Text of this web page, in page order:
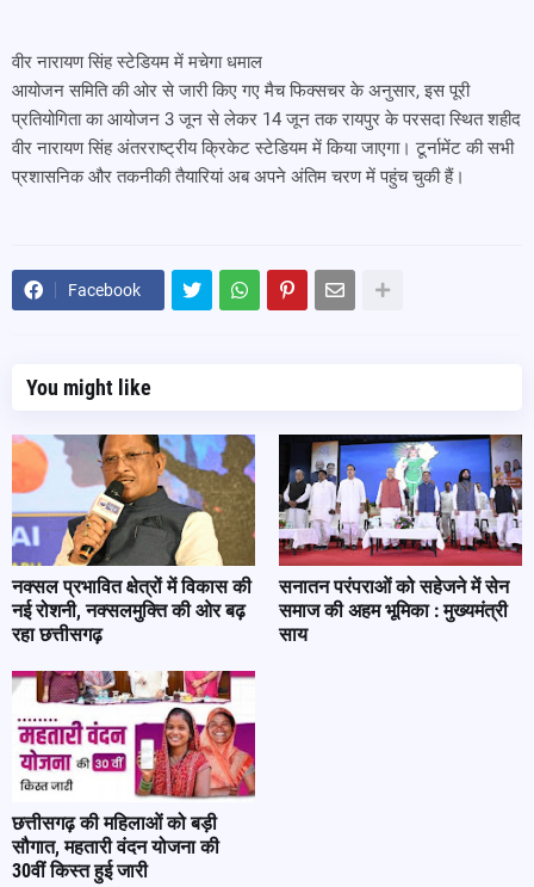
वीर नारायण सिंह स्टेडियम में मचेगा धमाल
आयोजन समिति की ओर से जारी किए गए मैच फिक्सचर के अनुसार, इस पूरी
प्रतियोगिता का आयोजन 3 जून से लेकर 14 जून तक रायपुर के परसदा स्थित शहीद
वीर नारायण सिंह अंतरराष्ट्रीय क्रिकेट स्टेडियम में किया जाएगा। टूर्नामेंट की सभी
प्रशासनिक और तकनीकी तैयारियां अब अपने अंतिम चरण में पहुंच चुकी हैं।
Facebook
You might like
नक्सल प्रभावित क्षेत्रों में विकास की
नई रोशनी, नक्सलमुक्ति की ओर बढ़
रहा छत्तीसगढ़
सनातन परंपराओं को सहेजने में सेन
समाज की अहम भूमिका : मुख्यमंत्री
साय
छत्तीसगढ़ की महिलाओं को बड़ी
सौगात, महतारी वंदन योजना की
30वीं किस्त हुई जारी